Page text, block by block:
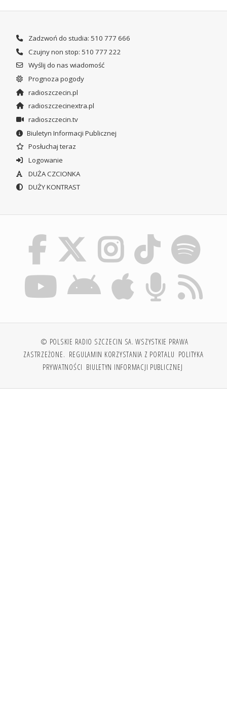
Zadzwoń do studia: 510 777 666
Czujny non stop: 510 777 222
Wyślij do nas wiadomość
Prognoza pogody
radioszczecin.pl
radioszczecinextra.pl
radioszczecin.tv
Biuletyn Informacji Publicznej
Posłuchaj teraz
Logowanie
DUŻA CZCIONKA
DUŻY KONTRAST
© POLSKIE RADIO SZCZECIN SA. WSZYSTKIE PRAWA
ZASTRZEŻONE. REGULAMIN KORZYSTANIA Z PORTALU POLITYKA
PRYWATNOŚCI BIULETYN INFORMACJI PUBLICZNEJ